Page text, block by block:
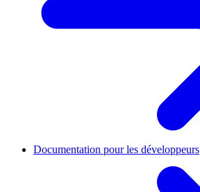
Documentation pour les développeurs